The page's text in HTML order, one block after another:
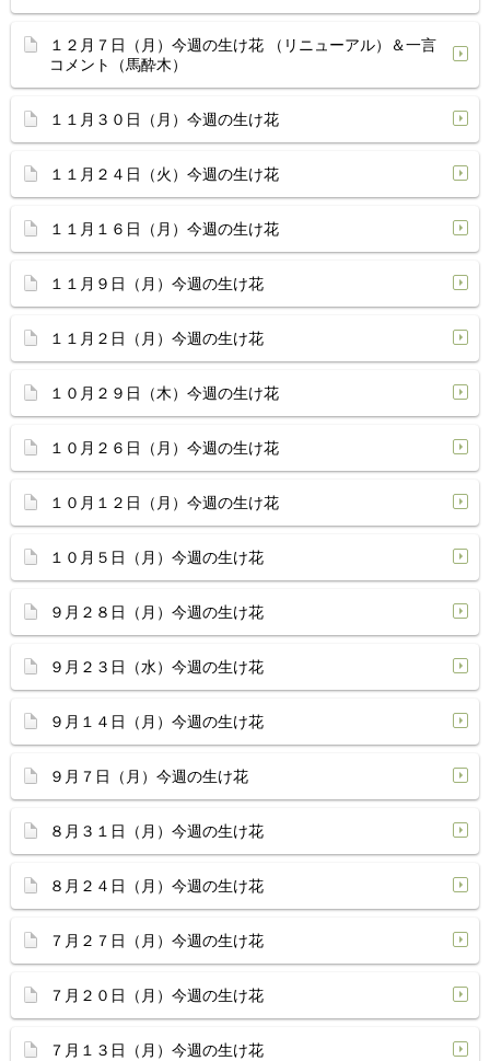
１２月７日（月）今週の生け花 （リニューアル）＆一言
コメント（馬酔木）
１１月３０日（月）今週の生け花
１１月２４日（火）今週の生け花
１１月１６日（月）今週の生け花
１１月９日（月）今週の生け花
１１月２日（月）今週の生け花
１０月２９日（木）今週の生け花
１０月２６日（月）今週の生け花
１０月１２日（月）今週の生け花
１０月５日（月）今週の生け花
９月２８日（月）今週の生け花
９月２３日（水）今週の生け花
９月１４日（月）今週の生け花
９月７日（月）今週の生け花
８月３１日（月）今週の生け花
８月２４日（月）今週の生け花
７月２７日（月）今週の生け花
７月２０日（月）今週の生け花
７月１３日（月）今週の生け花